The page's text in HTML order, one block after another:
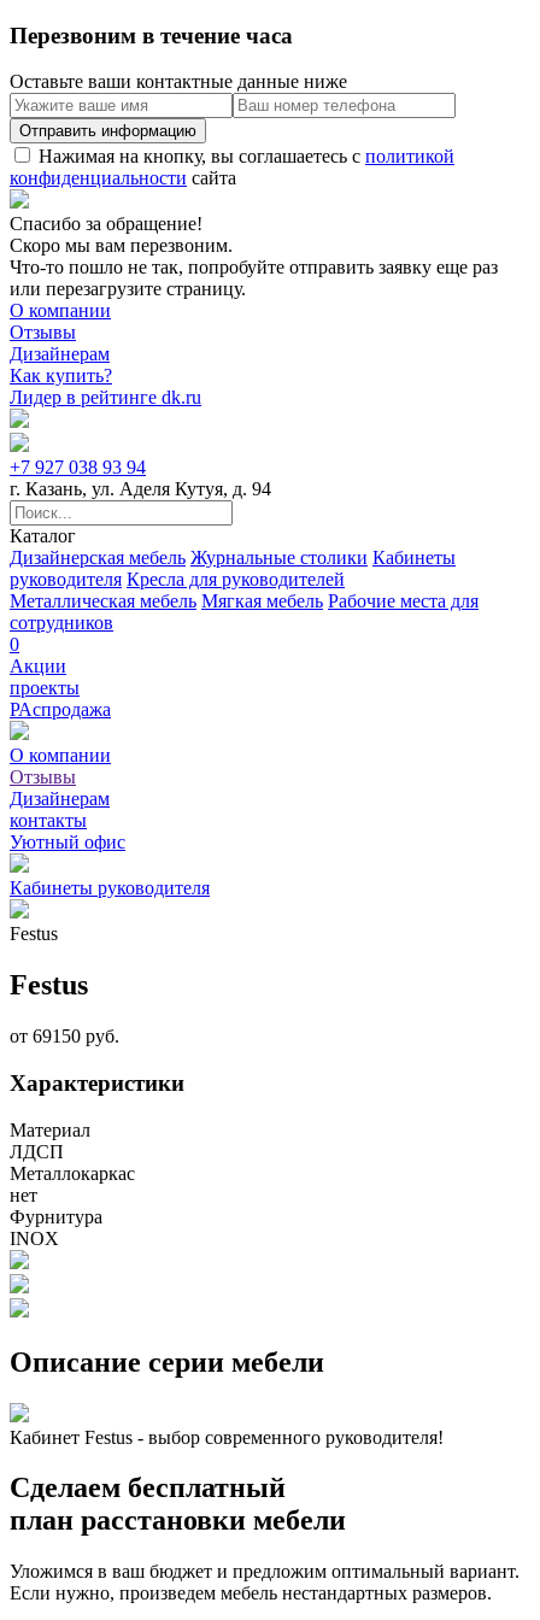
Перезвоним в течение часа
Оставьте ваши контактные данные ниже
Нажимая на кнопку, вы соглашаетесь с политикой
конфиденциальности сайта
Спасибо за обращение!
Скоро мы вам перезвоним.
Что-то пошло не так, попробуйте отправить заявку еще раз
или перезагрузите страницу.
О компании
Отзывы
Дизайнерам
Как купить?
Лидер в рейтинге dk.ru
+7 927 038 93 94
г. Казань, ул. Аделя Кутуя, д. 94
Каталог
Дизайнерская мебель Журнальные столики Кабинеты
руководителя Кресла для руководителей
Металлическая мебель Мягкая мебель Рабочие места для
сотрудников
0
Акции
проекты
РАспродажа
О компании
Отзывы
Дизайнерам
контакты
Уютный офис
Кабинеты руководителя
Festus
Festus
от 69150 руб.
Характеристики
Материал
ЛДСП
Металлокаркас
нет
Фурнитура
INOX
Описание серии мебели
Кабинет Festus - выбор современного руководителя!
Сделаем бесплатный
план расстановки мебели
Уложимся в ваш бюджет и предложим оптимальный вариант.
Если нужно, произведем мебель нестандартных размеров.